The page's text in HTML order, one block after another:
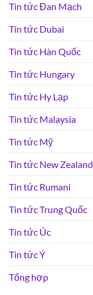
Tin tức Đan Mạch
Tin tức Dubai
Tin tức Hàn Quốc
Tin tức Hungary
Tin tức Hy Lạp
Tin tức Malaysia
Tin tức Mỹ
Tin tức New Zealand
Tin tức Rumani
Tin tức Trung Quốc
Tin tức Úc
Tin tức Ý
Tổng hợp